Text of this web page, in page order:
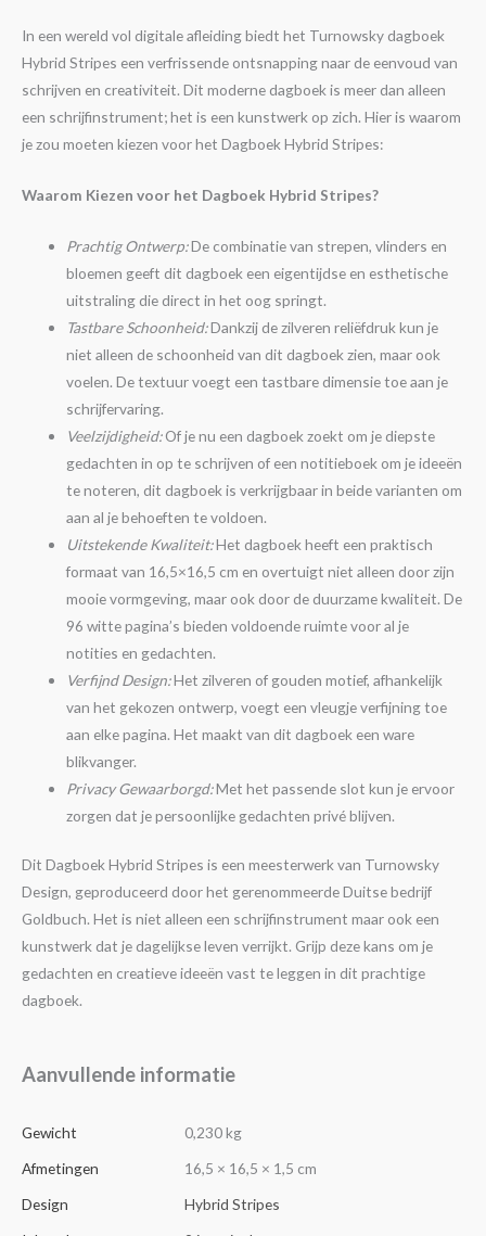
In een wereld vol digitale afleiding biedt het Turnowsky dagboek
Hybrid Stripes een verfrissende ontsnapping naar de eenvoud van
schrijven en creativiteit. Dit moderne dagboek is meer dan alleen
een schrijfinstrument; het is een kunstwerk op zich. Hier is waarom
je zou moeten kiezen voor het Dagboek Hybrid Stripes:
Waarom Kiezen voor het Dagboek Hybrid Stripes?
Prachtig Ontwerp:De combinatie van strepen, vlinders en
bloemen geeft dit dagboek een eigentijdse en esthetische
uitstraling die direct in het oog springt.
Tastbare Schoonheid:Dankzij de zilveren reliëfdruk kun je
niet alleen de schoonheid van dit dagboek zien, maar ook
voelen. De textuur voegt een tastbare dimensie toe aan je
schrijfervaring.
Veelzijdigheid:Of je nu een dagboek zoekt om je diepste
gedachten in op te schrijven of een notitieboek om je ideeën
te noteren, dit dagboek is verkrijgbaar in beide varianten om
aan al je behoeften te voldoen.
Uitstekende Kwaliteit:Het dagboek heeft een praktisch
formaat van 16,5×16,5 cm en overtuigt niet alleen door zijn
mooie vormgeving, maar ook door de duurzame kwaliteit. De
96 witte pagina’s bieden voldoende ruimte voor al je
notities en gedachten.
Verfijnd Design:Het zilveren of gouden motief, afhankelijk
van het gekozen ontwerp, voegt een vleugje verfijning toe
aan elke pagina. Het maakt van dit dagboek een ware
blikvanger.
Privacy Gewaarborgd:Met het passende slot kun je ervoor
zorgen dat je persoonlijke gedachten privé blijven.
Dit Dagboek Hybrid Stripes is een meesterwerk van Turnowsky
Design, geproduceerd door het gerenommeerde Duitse bedrijf
Goldbuch. Het is niet alleen een schrijfinstrument maar ook een
kunstwerk dat je dagelijkse leven verrijkt. Grijp deze kans om je
gedachten en creatieve ideeën vast te leggen in dit prachtige
dagboek.
Aanvullende informatie
Gewicht
0,230 kg
Afmetingen
16,5 × 16,5 × 1,5 cm
Design
Hybrid Stripes